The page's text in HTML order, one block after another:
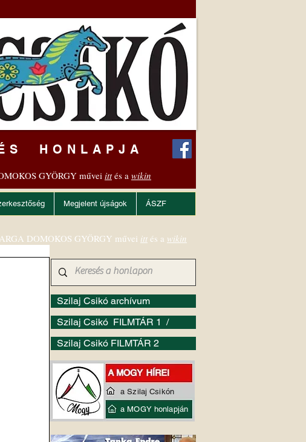
HONLAPJA
GYÖRGY művei ittés a wikin
Megjelent újságok ÁSZF
Szilaj Csikó archívum
Szilaj Csikó FILMTÁR 1 /
Szilaj Csikó FILMTÁR 2
DOMOKOS GYÖRGY művei itt és a wikin
a Szilaj Csikón
a MOGY honlapján